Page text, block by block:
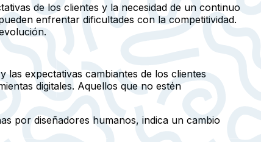
de los clientes y la necesidad de un continuo
enfrentar dificultades con la competitividad.
las expectativas cambiantes de los clientes
digitales. Aquellos que no estén
por diseñadores humanos, indica un cambio